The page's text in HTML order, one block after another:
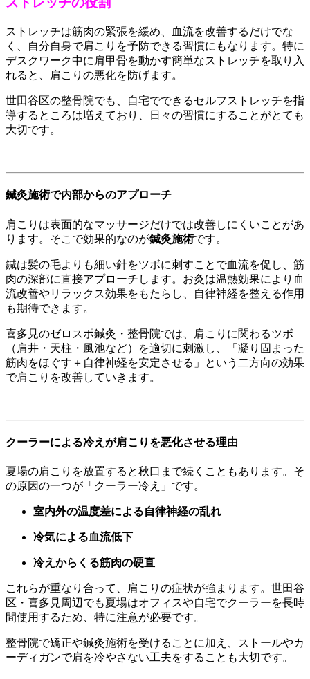
ストレッチは筋肉の緊張を緩め、血流を改善するだけでな
く、自分自身で肩こりを予防できる習慣にもなります。特に
デスクワーク中に肩甲骨を動かす簡単なストレッチを取り入
れると、肩こりの悪化を防げます。
世田谷区の整骨院でも、自宅でできるセルフストレッチを指
導するところは増えており、日々の習慣にすることがとても
大切です。
鍼灸施術で内部からのアプローチ
肩こりは表面的なマッサージだけでは改善しにくいことがあ
ります。そこで効果的なのが鍼灸施術です。
鍼は髪の毛よりも細い針をツボに刺すことで血流を促し、筋
肉の深部に直接アプローチします。お灸は温熱効果により血
流改善やリラックス効果をもたらし、自律神経を整える作用
も期待できます。
喜多見のゼロスポ鍼灸・整骨院では、肩こりに関わるツボ
（肩井・天柱・風池など）を適切に刺激し、「凝り固まった
筋肉をほぐす＋自律神経を安定させる」という二方向の効果
で肩こりを改善していきます。
クーラーによる冷えが肩こりを悪化させる理由
夏場の肩こりを放置すると秋口まで続くこともあります。そ
の原因の一つが「クーラー冷え」です。
室内外の温度差による自律神経の乱れ
冷気による血流低下
冷えからくる筋肉の硬直
これらが重なり合って、肩こりの症状が強まります。世田谷
区・喜多見周辺でも夏場はオフィスや自宅でクーラーを長時
間使用するため、特に注意が必要です。
整骨院で矯正や鍼灸施術を受けることに加え、ストールやカ
ーディガンで肩を冷やさない工夫をすることも大切です。